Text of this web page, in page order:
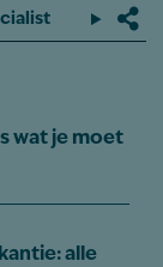
wat je moet
alle